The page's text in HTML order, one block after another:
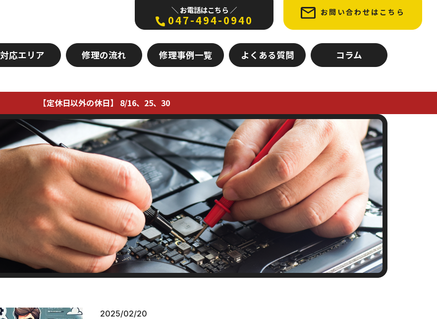
＼ お電話はこちら ／
047-494-0940
お問い合わせはこちら
対応エリア 修理の流れ 修理事例一覧 よくある質問 コラム
【定休日以外の休日】 8/16、25、30
2025/02/20